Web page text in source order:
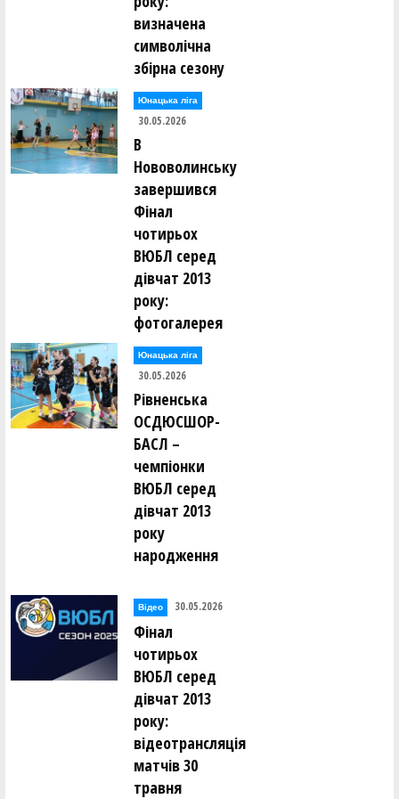
визначена
символічна
збірна сезону
Юнацька ліга
30.05.2026
В
Нововолинську
завершився
Фінал
чотирьох
ВЮБЛ серед
дівчат 2013
року:
фотогалерея
Юнацька ліга
30.05.2026
Рівненська
ОСДЮСШОР-
БАСЛ –
чемпіонки
ВЮБЛ серед
дівчат 2013
року
народження
Відео 30.05.2026
Фінал
чотирьох
ВЮБЛ серед
дівчат 2013
року:
відеотрансляція
матчів 30
травня